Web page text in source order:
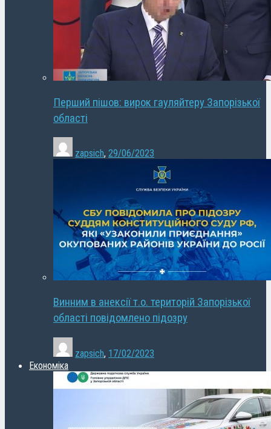
Перший пішов: вирок гауляйтеру Запорізької
області
zapsich, 29/06/2023
Винним в анексії т.о. територій Запорізької
області повідомлено підозру
zapsich, 17/02/2023
Економіка